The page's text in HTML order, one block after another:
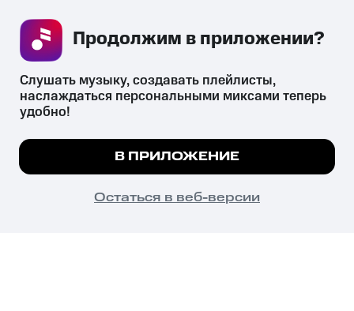
СКАЧАТЬ ПРИЛОЖЕНИЕ
психотропных веществ, их аналогов причиняет вред здоровью,
их незаконный оборот запрещён и влечёт установленную
законодательством ответственность.
© 2026 ООО «КИОН».
Все права защищены
Мы используем куки, чтобы на сайте все
Подробнее
ПОНЯТНО
Слушать музыку, создавать плейлисты,
наслаждаться персональными миксами теперь
удобно!
В ПРИЛОЖЕНИЕ
Остаться в веб-версии